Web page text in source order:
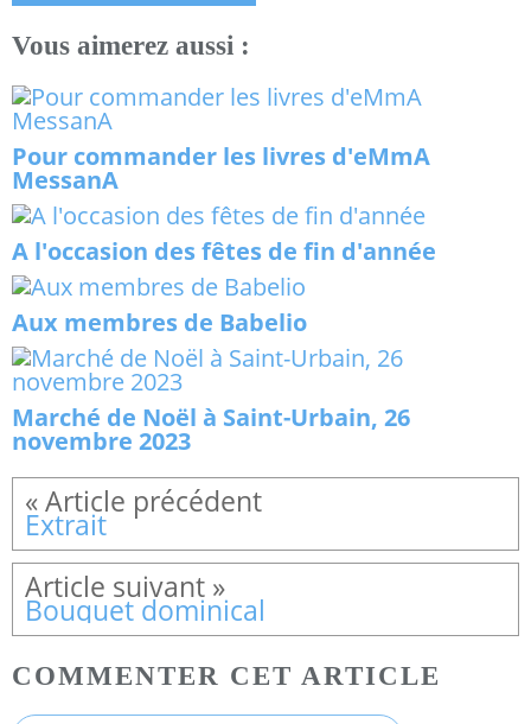
Vous aimerez aussi :
Pour commander les livres d'eMmA
MessanA
A l'occasion des fêtes de fin d'année
Aux membres de Babelio
Marché de Noël à Saint-Urbain, 26
novembre 2023
Extrait
Bouquet dominical
COMMENTER CET ARTICLE